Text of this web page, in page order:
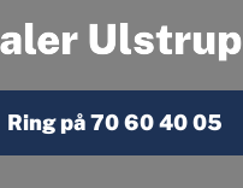
Ulstrup
Ring på 70 60 40 05